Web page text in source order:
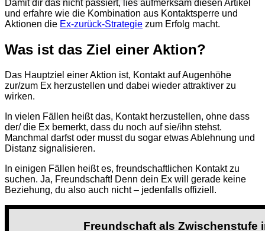
Damit dir das nicht passiert, lies aufmerksam diesen Artikel
und erfahre wie die Kombination aus Kontaktsperre und
Aktionen die Ex-zurück-Strategie zum Erfolg macht.
Was ist das Ziel einer Aktion?
Das Hauptziel einer Aktion ist, Kontakt auf Augenhöhe
zur/zum Ex herzustellen und dabei wieder attraktiver zu
wirken.
In vielen Fällen heißt das, Kontakt herzustellen, ohne dass
der/ die Ex bemerkt, dass du noch auf sie/ihn stehst.
Manchmal darfst oder musst du sogar etwas Ablehnung und
Distanz signalisieren.
In einigen Fällen heißt es, freundschaftlichen Kontakt zu
suchen. Ja, Freundschaft! Denn dein Ex will gerade keine
Beziehung, du also auch nicht – jedenfalls offiziell.
Freundschaft als Zwischenstufe